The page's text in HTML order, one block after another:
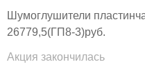
Шумоглушители
26779,5(ГП8-3)руб.
Акция закончилась